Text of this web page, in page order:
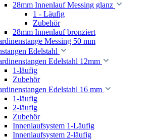
28mm Innenlauf Messing glanz
1 - Läufig
Zubehör
28mm Innenlauf bronziert
Messing 50 mm
Edelstahl
Edelstahl 12mm
1-läufig
Zubehör
Edelstahl 16 mm
1-läufig
2-läufig
Zubehör
Innenlaufsystem 1-Läufig
Innenlaufsystem 2-läufig